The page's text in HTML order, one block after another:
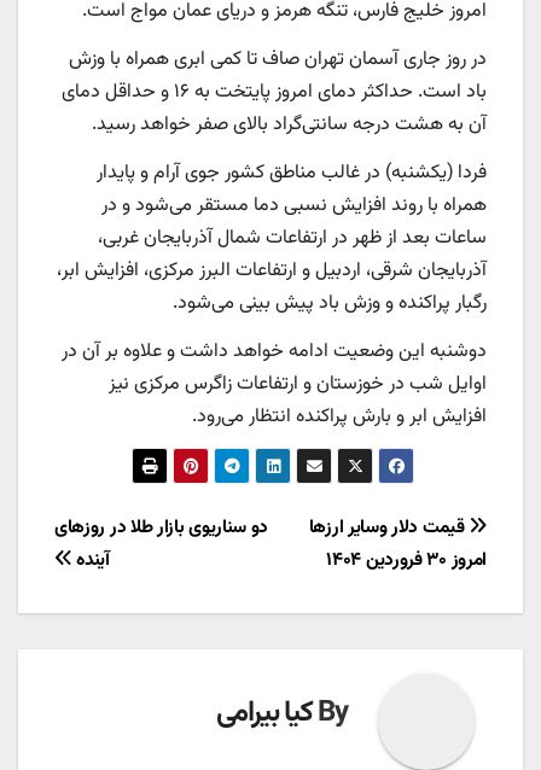
امروز خلیج فارس، تنگه هرمز و دریای عمان مواج است.
در روز جاری آسمان تهران صاف تا کمی ابری همراه با وزش
باد است. حداکثر دمای امروز پایتخت به ۱۶ و حداقل دمای
آن به هشت درجه سانتی‌گراد بالای صفر خواهد رسید.
فردا (یکشنبه) در غالب مناطق کشور جوی آرام و پایدار
همراه با روند افزایش نسبی دما مستقر می‌شود و در
ساعات بعد از ظهر در ارتفاعات شمال آذربایجان غربی،
آذربایجان شرقی، اردبیل و ارتفاعات البرز مرکزی، افزایش ابر،
رگبار پراکنده و وزش باد پیش بینی می‌شود.
دوشنبه این وضعیت ادامه خواهد داشت و علاوه بر آن در
اوایل شب در خوزستان و ارتفاعات زاگرس مرکزی نیز
افزایش ابر و بارش پراکنده انتظار می‌رود.
راهبری
نوشته
دو سناریوی بازار طلا در روزهای
آینده
قیمت دلار وسایر ارزها
امروز ۳۰ فروردین ۱۴۰۴
Byکیا بیرامی